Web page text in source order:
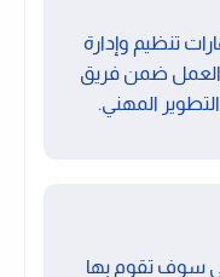
تنظيم وإدارة
العمل ضمن فريق
المهني.
سوف تقوم بها